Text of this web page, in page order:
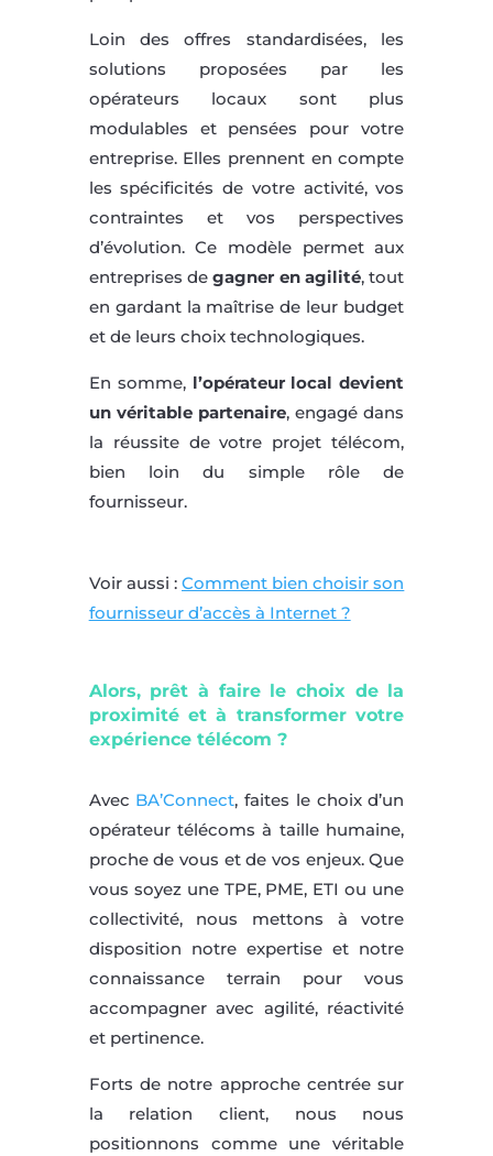
Loin des offres standardisées, les
solutions proposées par les
opérateurs locaux sont plus
modulables et pensées pour votre
entreprise. Elles prennent en compte
les spécificités de votre activité, vos
contraintes et vos perspectives
d’évolution. Ce modèle permet aux
entreprises degagner en agilité, tout
en gardant la maîtrise de leur budget
et de leurs choix technologiques.
En somme, l’opérateur local devient
un véritable partenaire, engagé dans
la réussite de votre projet télécom,
bien loin du simple rôle de
fournisseur.
Voir aussi : Comment bien choisir son
fournisseur d’accès à Internet ?
Alors, prêt à faire le choix de la
proximité et à transformer votre
expérience télécom ?
Avec BA’Connect, faites le choix d’un
opérateur télécoms à taille humaine,
proche de vous et de vos enjeux. Que
vous soyez une TPE, PME, ETI ou une
collectivité, nous mettons à votre
disposition notre expertise et notre
connaissance terrain pour vous
accompagner avec agilité, réactivité
et pertinence.
Forts de notre approche centrée sur
la relation client, nous nous
positionnons comme une véritable